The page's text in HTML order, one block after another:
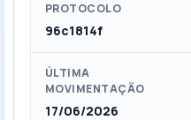
PROTOCOLO
96c1814f
ÚLTIMA
MOVIMENTAÇÃO
17/06/2026